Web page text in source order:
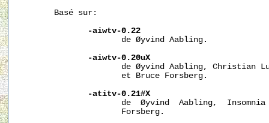
       Basé sur:
-aiwtv-0.22
                     de Øyvind Aabling.
-aiwtv-0.20uX
de Øyvind Aabling, Christian
                     et Bruce Forsberg.
-atitv-0.21#X
de  Øyvind  Aabling,
                     Forsberg.